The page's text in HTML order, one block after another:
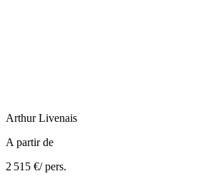
Arthur Livenais
A partir de
2 515 €/ pers.